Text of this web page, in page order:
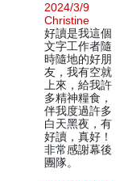
2024/3/9
Christine
好讀是我這個
文字工作者隨
時隨地的好朋
友，我有空就
上來，給我許
多精神糧食，
伴我度過許多
白天黑夜，有
好讀，真好！
非常感謝幕後
團隊。